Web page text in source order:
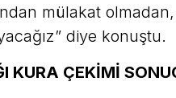
mülakat
diye konuştu.
KURA ÇEKİMİ